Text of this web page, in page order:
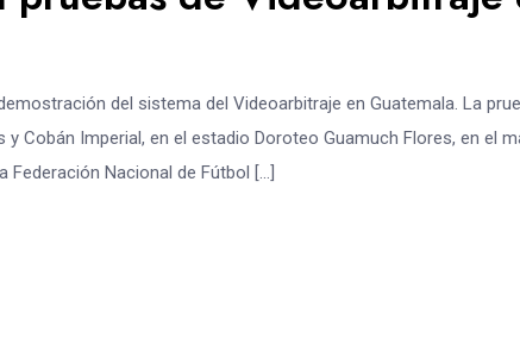
del sistema del Videoarbitraje en Guatemala. La
Cobán Imperial, en el estadio Doroteo Guamuch Flores, en el
Federación Nacional de Fútbol […]